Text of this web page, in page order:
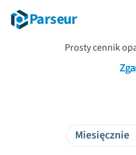
Parseur
Prosty cennik
Miesięcznie